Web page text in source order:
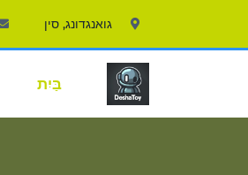
גואנגדונג, סין
בַּיִת